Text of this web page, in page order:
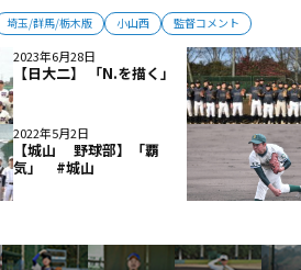
埼玉/群馬/栃木版 小山西 監督コメント
2023年6月28日
【日大二】 「N.を描く」
2022年5月2日
【城山 野球部】「覇
気」 #城山